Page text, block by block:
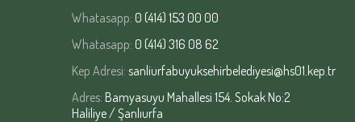
Whatasapp: 0 (414) 153 00 00
Whatasapp: 0 (414) 316 08 62
Kep Adresi: sanliurfabuyuksehirbelediyesi@hs01.kep.tr
Adres: Bamyasuyu Mahallesi 154. Sokak No:2
Haliliye / Şanlıurfa